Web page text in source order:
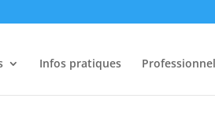
Infos pratiques